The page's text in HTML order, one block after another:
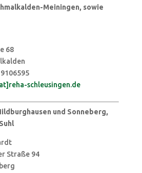
Meiningen, sowie
68
schleusingen.de
und Sonneberg,
Straße 94